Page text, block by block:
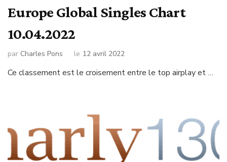
Europe Global Singles Chart
10.04.2022
par Charles Pons le 12 avril 2022
Ce classement est le croisement entre le top airplay et …